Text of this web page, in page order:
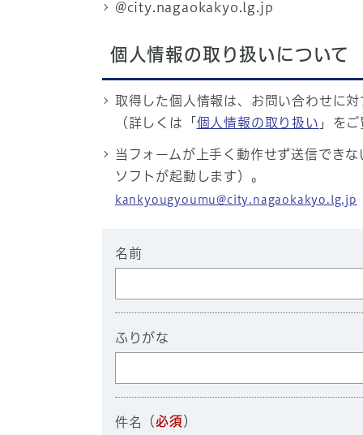
@city.nagaokakyo.lg.jp
個人情報の取り扱いについて
取得した個人情報は、お問い合わせに
（詳しくは「 個人情報の取り扱い 」を
当フォームが上手く動作せず送信でき
ソフトが起動します）。
kankyougyoumu@city.nagaokakyo.lg.jp
名前
ふりがな
件名 （必須 ）